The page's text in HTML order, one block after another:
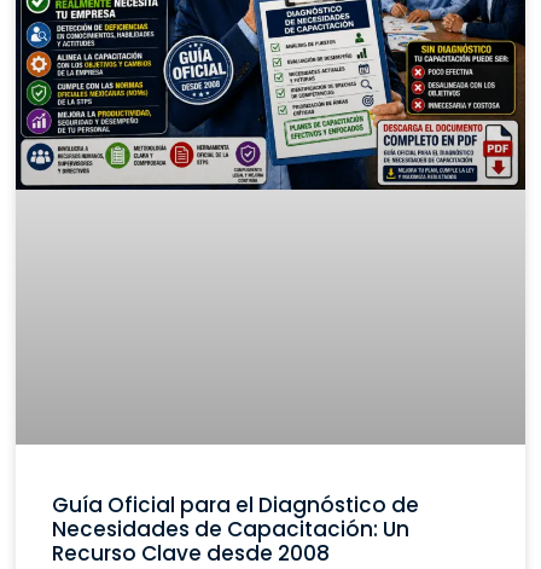
Guía Oficial para el Diagnóstico de
Necesidades de Capacitación: Un
Recurso Clave desde 2008